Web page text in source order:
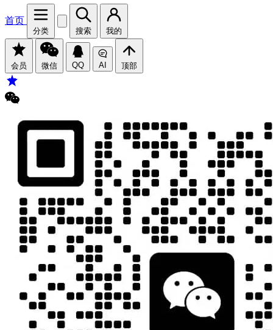
首页
分类 搜索 我的
会员 微信 QQ AI 顶部